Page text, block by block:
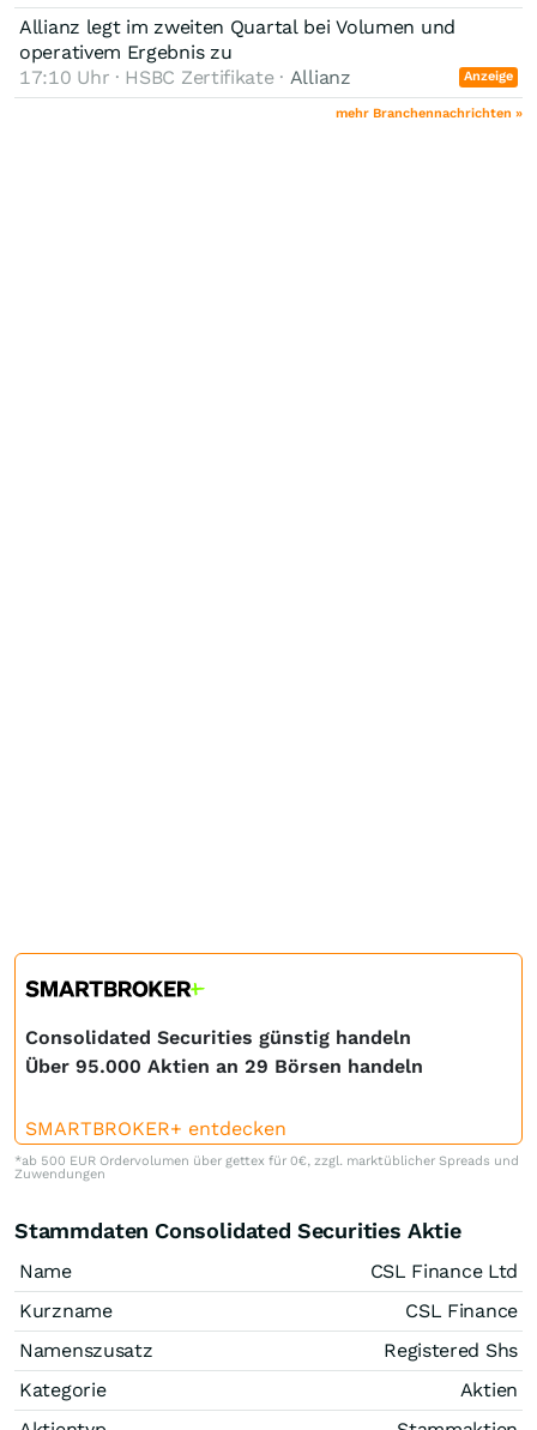
Allianz legt im zweiten Quartal bei Volumen und
operativem Ergebnis zu
17:10 Uhr · HSBC Zertifikate · Allianz Anzeige
mehr Branchennachrichten »
Consolidated Securities günstig handeln
Über 95.000 Aktien an 29 Börsen handeln
SMARTBROKER+ entdecken
*ab 500 EUR Ordervolumen über gettex für 0€, zzgl. marktüblicher Spreads und
Zuwendungen
Stammdaten Consolidated Securities Aktie
Name
CSL Finance Ltd
Kurzname
CSL Finance
Namenszusatz
Registered Shs
Kategorie
Aktien